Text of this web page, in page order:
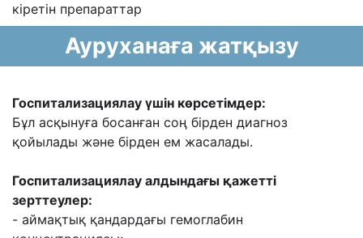
кіретін препараттар
Ауруханаға жатқызу
Госпитализациялау үшін көрсетімдер:
Бұл асқынуға босанған соң бірден диагноз
қойылады және бірден ем жасалады.
Госпитализациялау алдындағы қажетті
зерттеулер:
- аймақтық қандардағы гемоглабин